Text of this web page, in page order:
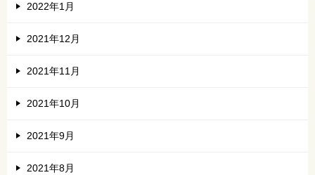
2022年1月
2021年12月
2021年11月
2021年10月
2021年9月
2021年8月